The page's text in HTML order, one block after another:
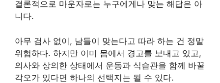
결론적으로 마운자로는 누구에게나 맞는 해답은 아
니다.
아무 검사 없이, 남들이 맞는다고 따라 하는 건 정말
위험하다. 하지만 이미 몸에서 경고를 보내고 있고,
의사와 상의한 상태에서 운동과 식습관을 함께 바꿀
각오가 있다면 하나의 선택지는 될 수 있다.